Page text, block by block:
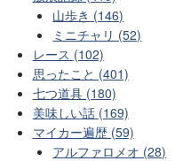
山歩き (146)
ミニチャリ (52)
レース (102)
思ったこと (401)
七つ道具 (180)
美味しい話 (169)
マイカー遍歴 (59)
アルファロメオ (28)